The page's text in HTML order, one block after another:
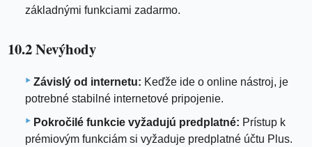
základnými funkciami zadarmo.
10.2 Nevýhody
Závislý od internetu: Keďže ide o online nástroj, je
potrebné stabilné internetové pripojenie.
Pokročilé funkcie vyžadujú predplatné: Prístup k
prémiovým funkciám si vyžaduje predplatné účtu Plus.